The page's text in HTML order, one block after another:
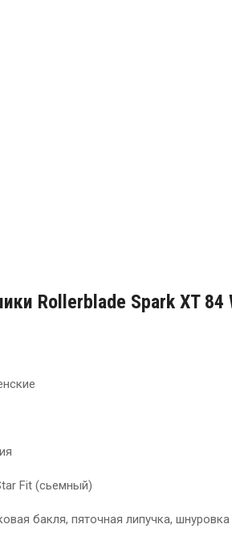
Rollerblade Spark XT 84
Fit (сьемный)
бакля, пяточная липучка, шнуровка